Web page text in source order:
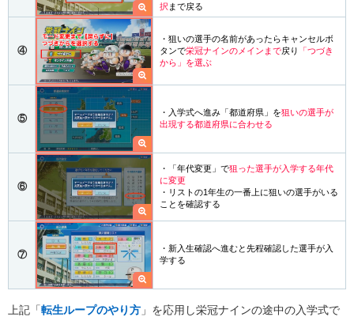
択 まで戻る
④
・狙いの選手の名前があったらキャンセルボ
タンで栄冠ナインのメインまで戻り
「つづき
から」を選ぶ
⑤
・入学式へ進み「都道府県」を狙いの選手が
出現する都道府県に合わせる
⑥
・「年代変更」で狙った選手が入学する年代
に変更
・リストの1年生の一番上に狙いの選手がいる
ことを確認する
⑦
・新入生確認へ進むと先程確認した選手が入
学する
上記「転生ループのやり方 」を応用し栄冠ナインの途中の入学式で